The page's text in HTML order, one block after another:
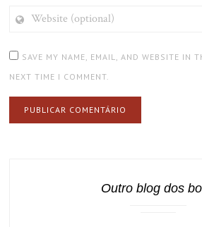
(OPTIONAL)
SAVE MY NAME, EMAIL, AND WEBSITE IN
NEXT TIME I COMMENT.
Outro blog dos